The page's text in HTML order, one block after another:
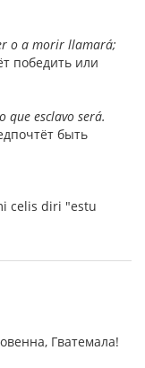
o a morir llamará;
победить или
esclavo será.
быть
celis diri "estu
Гватемала!